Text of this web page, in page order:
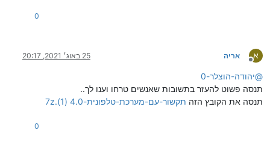
0
א
מנותק
אריה 25 באוג׳ 2021, 20:17
@יהודה-הוצלר-0
תנסה פשוט להעזר בתשובות שאנשים טרחו וענו לך..
תנסה את הקובץ הזה תקשור-עם-מערכת-טלפונית-4.0 (1).7z
0